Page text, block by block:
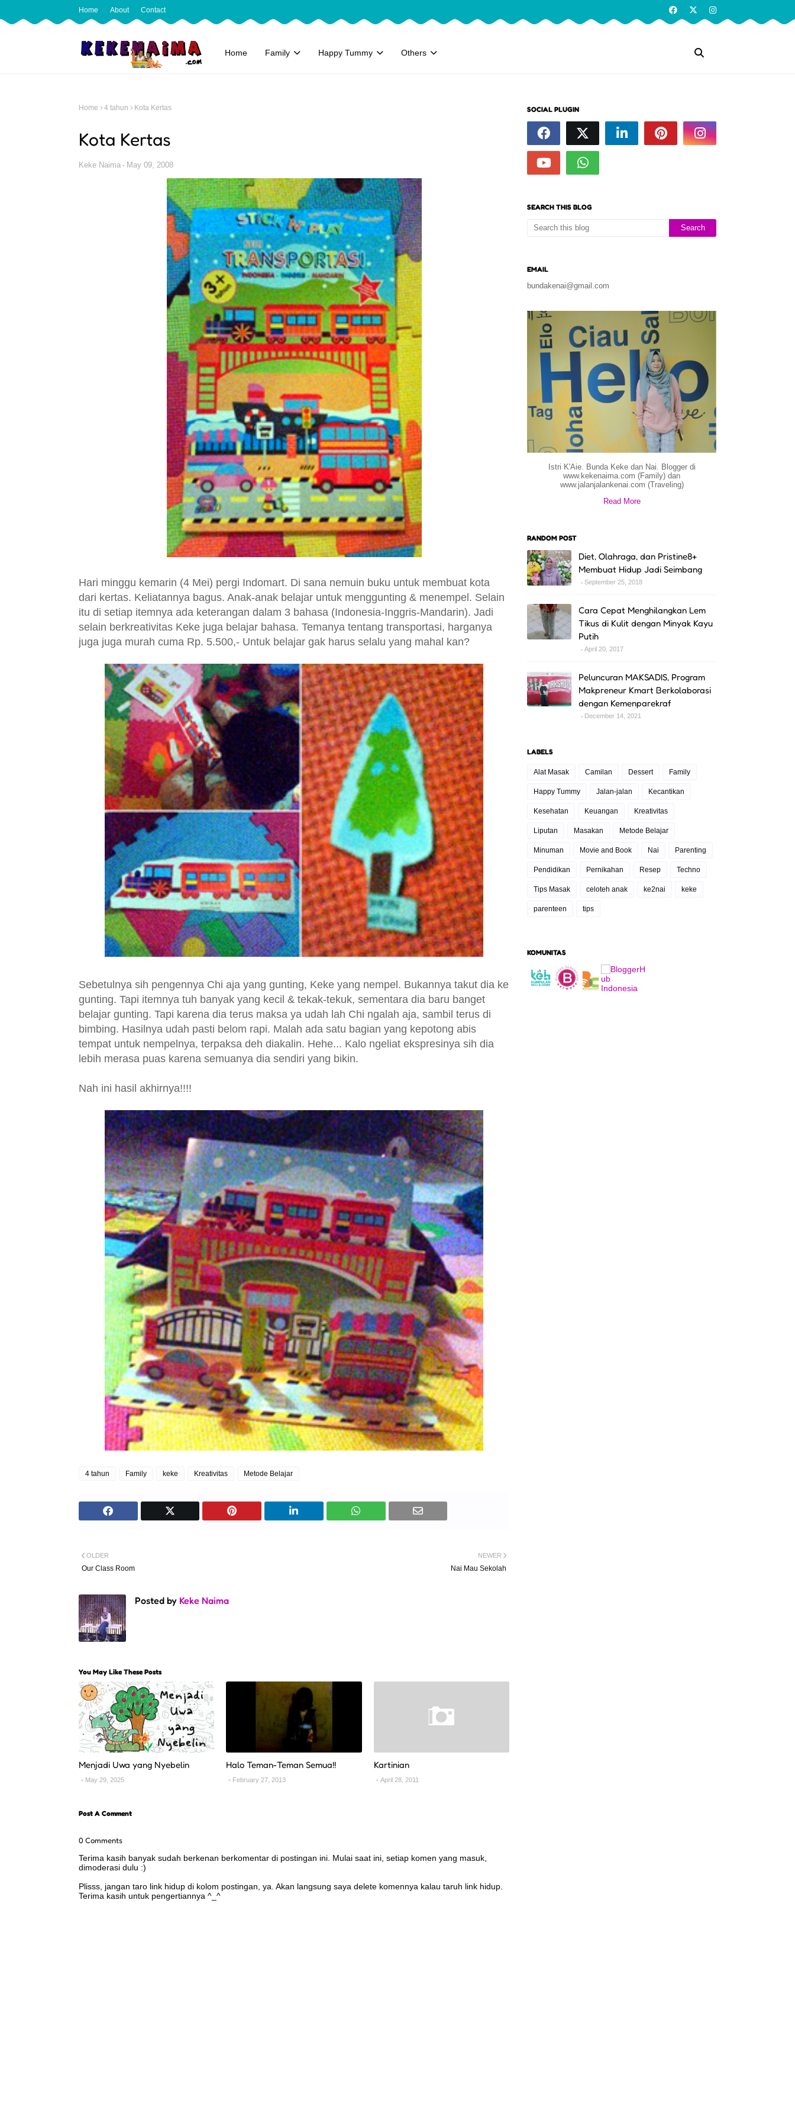
Home About Contact
Home Family Happy Tummy Others
Home 4 tahun Kota Kertas
Kota Kertas
Keke Naima May 09, 2008
Hari minggu kemarin (4 Mei) pergi Indomart. Di sana nemuin buku untuk membuat kota
dari kertas. Keliatannya bagus. Anak-anak belajar untuk menggunting & menempel. Selain
itu di setiap itemnya ada keterangan dalam 3 bahasa (Indonesia-Inggris-Mandarin). Jadi
selain berkreativitas Keke juga belajar bahasa. Temanya tentang transportasi, harganya
juga juga murah cuma Rp. 5.500,- Untuk belajar gak harus selalu yang mahal kan?
Sebetulnya sih pengennya Chi aja yang gunting, Keke yang nempel. Bukannya takut dia ke
gunting. Tapi itemnya tuh banyak yang kecil & tekak-tekuk, sementara dia baru banget
belajar gunting. Tapi karena dia terus maksa ya udah lah Chi ngalah aja, sambil terus di
bimbing. Hasilnya udah pasti belom rapi. Malah ada satu bagian yang kepotong abis
tempat untuk nempelnya, terpaksa deh diakalin. Hehe... Kalo ngeliat ekspresinya sih dia
lebih merasa puas karena semuanya dia sendiri yang bikin.
Nah ini hasil akhirnya!!!!
4 tahun Family keke Kreativitas Metode Belajar
NEWER
Nai Mau Sekolah
OLDER
Our Class Room
Posted by Keke Naima
You May Like These Posts
Menjadi Uwa yang Nyebelin
May 29, 2025
Halo Teman-Teman Semua!!
February 27, 2013
Kartinian
April 28, 2011
Post A Comment
0 Comments
Terima kasih banyak sudah berkenan berkomentar di postingan ini. Mulai saat ini, setiap komen yang masuk,
dimoderasi dulu :)
Plisss, jangan taro link hidup di kolom postingan, ya. Akan langsung saya delete komennya kalau taruh link hidup.
Terima kasih untuk pengertiannya ^_^
SOCIAL PLUGIN
SEARCH THIS BLOG
EMAIL
bundakenai@gmail.com
Istri K'Aie. Bunda Keke dan Nai. Blogger di
www.kekenaima.com (Family) dan
www.jalanjalankenai.com (Traveling)
Read More
RANDOM POST
Diet, Olahraga, dan Pristine8+
Membuat Hidup Jadi Seimbang
September 25, 2018
Cara Cepat Menghilangkan Lem
Tikus di Kulit dengan Minyak Kayu
Putih
April 20, 2017
Peluncuran MAKSADIS, Program
Makpreneur Kmart Berkolaborasi
dengan Kemenparekraf
December 14, 2021
LABELS
Alat Masak Camilan Dessert Family
Happy Tummy Jalan-jalan Kecantikan
Kesehatan Keuangan Kreativitas
Liputan Masakan Metode Belajar
Minuman Movie and Book Nai Parenting
Pendidikan Pernikahan Resep Techno
Tips Masak celoteh anak ke2nai keke
parenteen tips
KOMUNITAS